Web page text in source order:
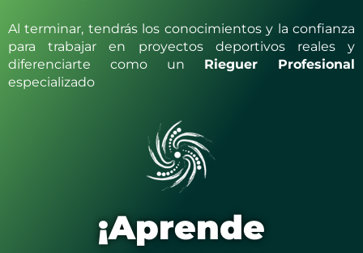
¡Aprende
Al terminar, tendrás los conocimientos y la confianza
para trabajar en proyectos deportivos reales y
diferenciarte como un Rieguer Profesional
especializado